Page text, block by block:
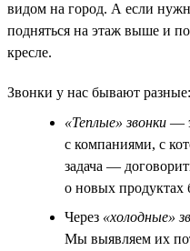
видом на город. А если
подняться на этаж выше и
кресле.
Звонки у нас бывают разные:
«Теплые» звонки —
с компаниями, с
задача —
о новых продуктах
Через «холодные»
Мы выявляем их